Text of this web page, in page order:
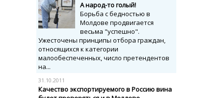
А народ-то голый!
Борьба с бедностью в
Молдове продвигается
весьма "успешно".
Ужесточены принципы отбора граждан,
относящихся к категории
малообеспеченных, число претендентов
на...
31.10.2011
Качество экспортируемого в Россию вина